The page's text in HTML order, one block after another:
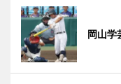
岡山